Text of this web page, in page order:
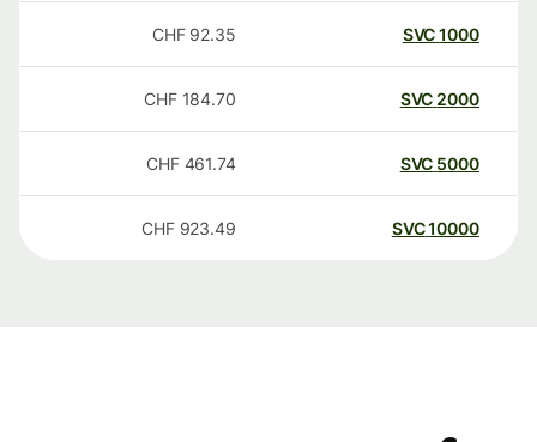
1000
SVC
92.35
CHF
2000
SVC
184.70
CHF
5000
SVC
461.74
CHF
10000
SVC
923.49
CHF